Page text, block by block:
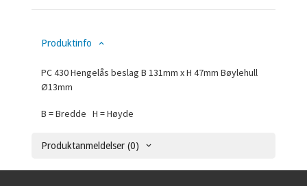
Produktinfo
PC 430 Hengelås beslag B 131mm x H 47mm Bøylehull
Ø13mm
B = Bredde H = Høyde
Produktanmeldelser (0)